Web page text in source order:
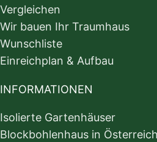
Vergleichen
Wir bauen Ihr Traumhaus
Wunschliste
Einreichplan & Aufbau
INFORMATIONEN
Isolierte Gartenhäuser
Blockbohlenhaus in Österreich